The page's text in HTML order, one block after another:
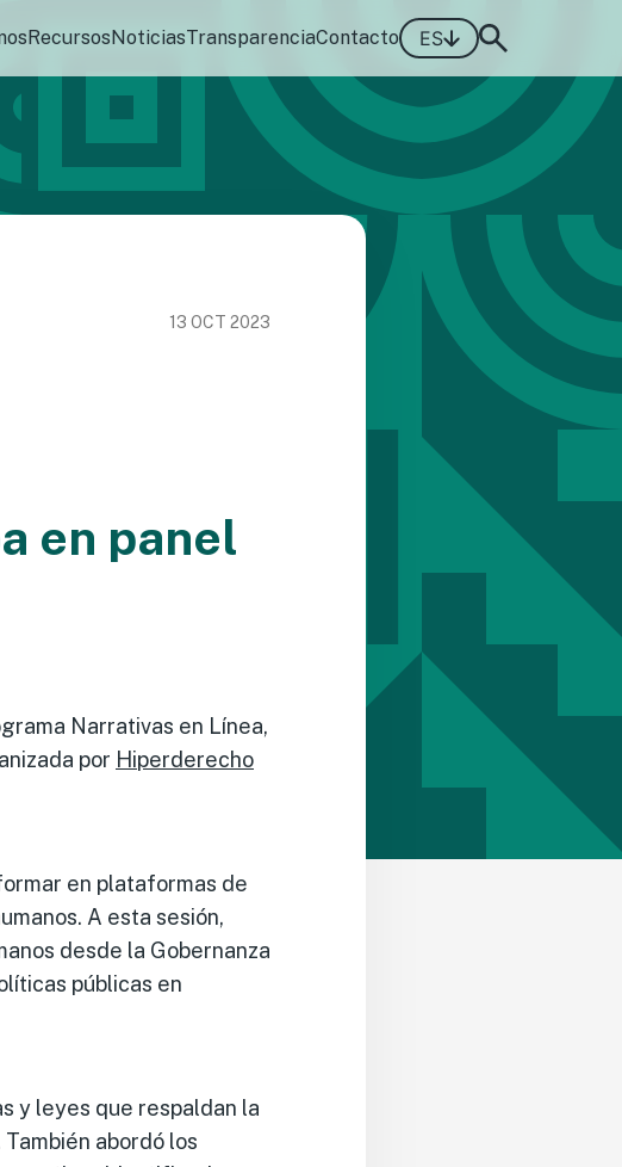
RecursosNoticiasTransparenciaContacto ES
13 OCT 2023
en panel
Narrativas en Línea,
por Hiperderecho
en plataformas de
A esta sesión,
desde la Gobernanza
públicas en
y leyes que respaldan la
abordó los